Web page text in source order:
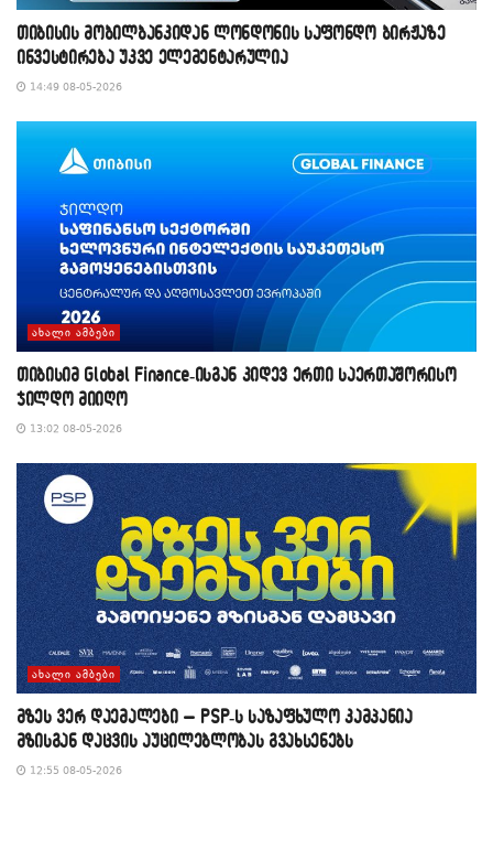
თიბისის მობილბანკიდან ლონდონის საფონდო ბირჟაზე
ინვესტირება უკვე ელემენტარულია
14:49 08-05-2026
ᲐᲮᲐᲚᲘ ᲐᲛᲑᲔᲑᲘ
თიბისიმ Global Finance-ისგან კიდევ ერთი საერთაშორისო
ჯილდო მიიღო
13:02 08-05-2026
ᲐᲮᲐᲚᲘ ᲐᲛᲑᲔᲑᲘ
მზეს ვერ დაემალები – PSP-ს საზაფხულო კამპანია
მზისგან დაცვის აუცილებლობას გვახსენებს
12:55 08-05-2026